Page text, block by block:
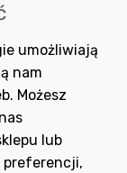
z inspiracjami,
umożliwiają
nam
Możesz
lub
preferencji,